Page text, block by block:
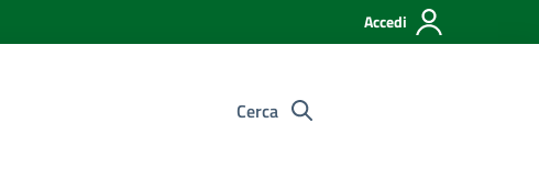
Accedi
Cerca